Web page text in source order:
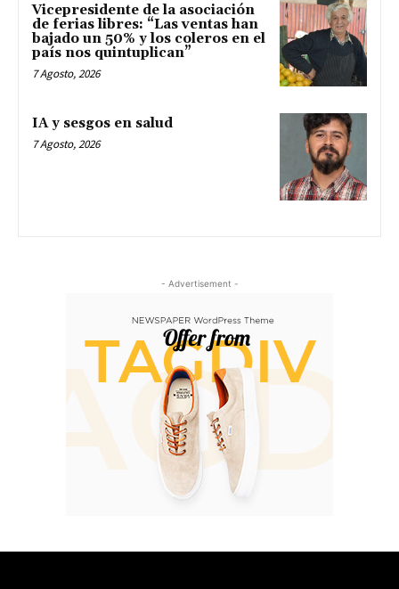
Vicepresidente de la asociación
de ferias libres: “Las ventas han
bajado un 50% y los coleros en el
país nos quintuplican”
7 Agosto, 2026
IA y sesgos en salud
7 Agosto, 2026
- Advertisement -